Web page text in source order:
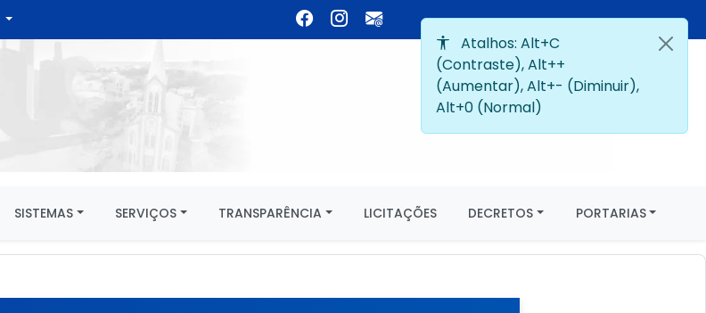
SISTEMAS SERVIÇOS TRANSPARÊNCIA LICITAÇÕES DECRETOS PORTARIAS